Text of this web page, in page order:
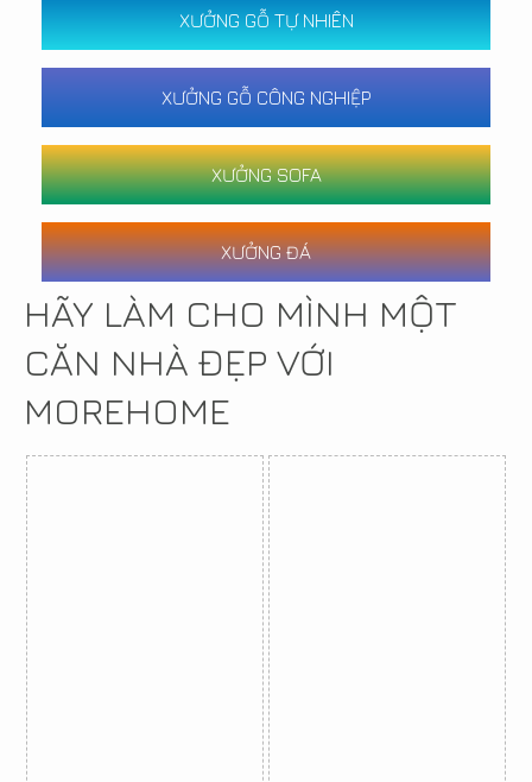
XƯỞNG GỖ TỰ NHIÊN
XƯỞNG GỖ CÔNG NGHIỆP
XƯỞNG SOFA
XƯỞNG ĐÁ
HÃY LÀM CHO MÌNH MỘT
CĂN NHÀ ĐẸP VỚI
MOREHOME